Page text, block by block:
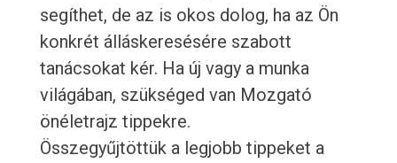
segíthet, de az is okos dolog, ha az Ön
konkrét álláskeresésére szabott
tanácsokat kér. Ha új vagy a munka
világában, szükséged van Mozgató
önéletrajz tippekre.
Összegyűjtöttük a legjobb tippeket a